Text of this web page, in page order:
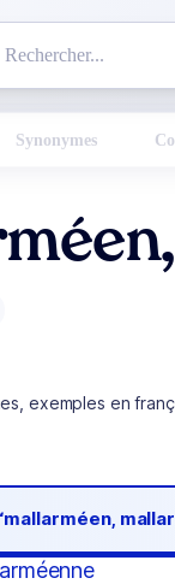
Synonymes
exemples en